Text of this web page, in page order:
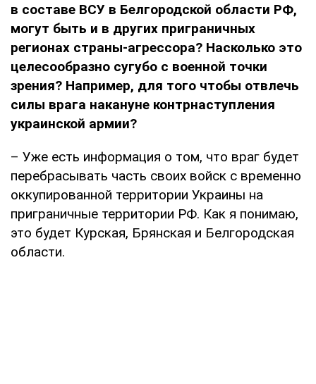
в составе ВСУ в Белгородской области РФ,
могут быть и в других приграничных
регионах страны-агрессора? Насколько это
целесообразно сугубо с военной точки
зрения? Например, для того чтобы отвлечь
силы врага накануне контрнаступления
украинской армии?
– Уже есть информация о том, что враг будет
перебрасывать часть своих войск с временно
оккупированной территории Украины на
приграничные территории РФ. Как я понимаю,
это будет Курская, Брянская и Белгородская
области.